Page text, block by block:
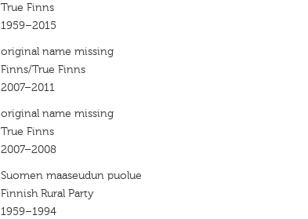
True Finns
1959–2015
original name missing
Finns/True Finns
2007–2011
original name missing
True Finns
2007–2008
Suomen maaseudun puolue
Finnish Rural Party
1959–1994